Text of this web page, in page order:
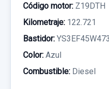
Código motor: Z19DTH
Kilometraje: 122.721
Bastidor:
Color: Azul
Combustible: Diesel